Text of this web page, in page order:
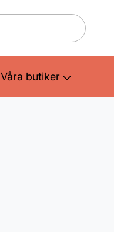
Våra butiker